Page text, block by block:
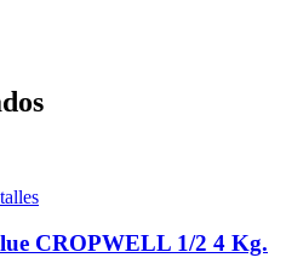
CROPWELL 1/2 4 Kg.